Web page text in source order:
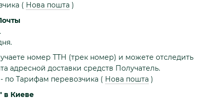
( Нова пошта )
номер ТТН (трек номер) и можете отследить
адресной доставки средств Получатель.
по Тарифам перевозчика ( Нова пошта )
в Киеве